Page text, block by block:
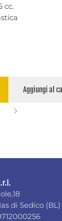
cc.
di Sedico (BL)